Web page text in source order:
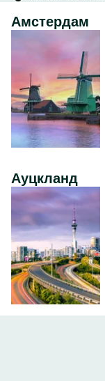
Амстердам
Ауцкланд